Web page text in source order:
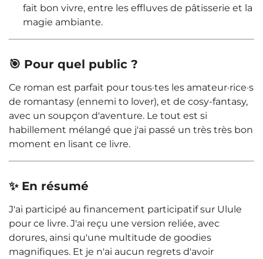
fait bon vivre, entre les effluves de pâtisserie et la
magie ambiante.
🎯 Pour quel public ?
Ce roman est parfait pour tous·tes les amateur·rice·s
de romantasy (ennemi to lover), et de cosy-fantasy,
avec un soupçon d'aventure. Le tout est si
habillement mélangé que j'ai passé un très très bon
moment en lisant ce livre.
✨ En résumé
J'ai participé au financement participatif sur Ulule
pour ce livre. J'ai reçu une version reliée, avec
dorures, ainsi qu'une multitude de goodies
magnifiques. Et je n'ai aucun regrets d'avoir